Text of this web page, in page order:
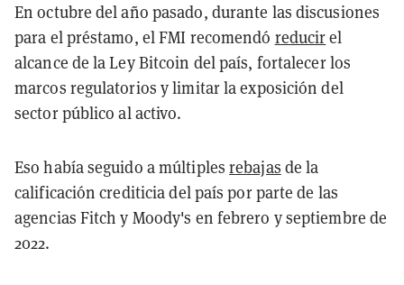
En octubre del año pasado, durante las discusiones
para el préstamo, el FMI recomendó reducirel
alcance de la Ley Bitcoin del país, fortalecer los
marcos regulatorios y limitar la exposición del
sector público al activo.
Eso había seguido a múltiplesrebajas de la
calificación crediticia del país por parte de las
agencias Fitch y Moody's en febrero y septiembre de
2022.